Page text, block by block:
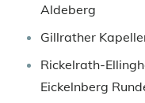
Aldeberg
Gillrather
Rickelrath-
Eickelnberg